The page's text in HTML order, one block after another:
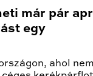
már pár
egy
ahol